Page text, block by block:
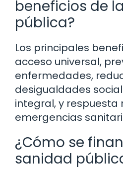
beneficios de
pública?
Los principales
acceso universal,
enfermedades,
desigualdades
integral, y respuesta
emergencias
¿Cómo se
sanidad